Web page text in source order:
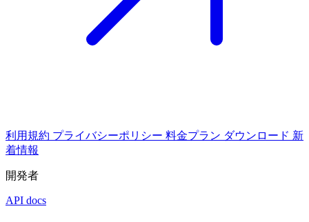
利用規約 プライバシーポリシー 料金プラン ダウンロード 新
着情報
開発者
API docs